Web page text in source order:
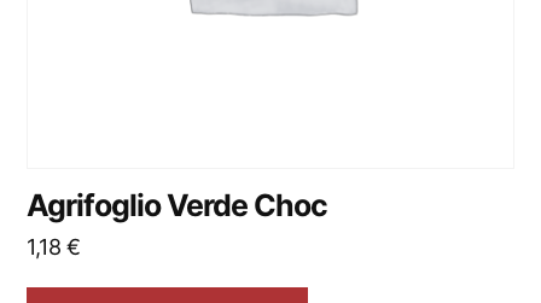
Agrifoglio Verde Choc
1,18€